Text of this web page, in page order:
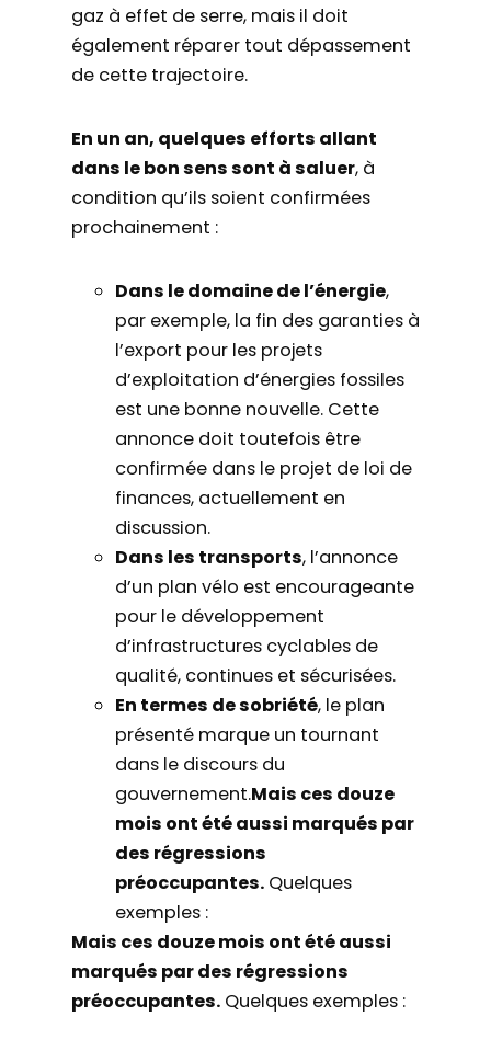
gaz à effet de serre, mais il doit
également réparer tout dépassement
de cette trajectoire.
En un an, quelques efforts allant
dans le bon sens sont à saluer, à
condition qu’ils soient confirmées
prochainement :
Dans le domaine de l’énergie,
par exemple, la fin des garanties à
l’export pour les projets
d’exploitation d’énergies fossiles
est une bonne nouvelle. Cette
annonce doit toutefois être
confirmée dans le projet de loi de
finances, actuellement en
discussion.
Dans les transports, l’annonce
d’un plan vélo est encourageante
pour le développement
d’infrastructures cyclables de
qualité, continues et sécurisées.
En termes de sobriété, le plan
présenté marque un tournant
dans le discours du
gouvernement.Mais ces douze
mois ont été aussi marqués par
des régressions
préoccupantes. Quelques
exemples :
Mais ces douze mois ont été aussi
marqués par des régressions
préoccupantes. Quelques exemples :